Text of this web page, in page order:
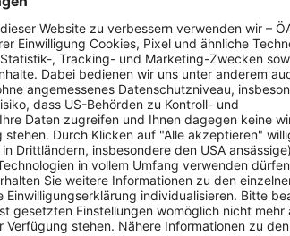
Bremsflüssigkeit kommen. Je nach
behoben. Die dafür veranschlagte
in der Fachwerkstatt.
schon über den österreichischen
Österreich schon im Dezember 2015
bekannt.